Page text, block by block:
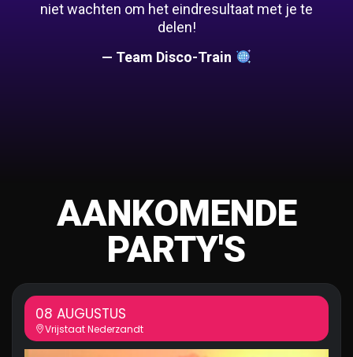
niet wachten om het eindresultaat met je te
delen!
— Team Disco-Train
AANKOMENDE
PARTY'S
08 AUGUSTUS
Vrijstaat Nederzandt